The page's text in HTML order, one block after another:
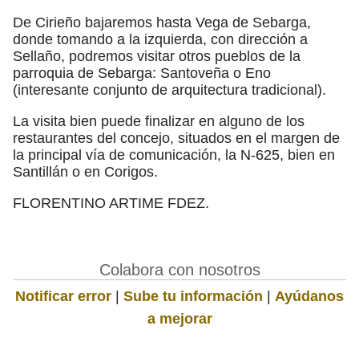
De Cirieño bajaremos hasta Vega de Sebarga,
donde tomando a la izquierda, con dirección a
Sellaño, podremos visitar otros pueblos de la
parroquia de Sebarga: Santoveña o Eno
(interesante conjunto de arquitectura tradicional).
La visita bien puede finalizar en alguno de los
restaurantes del concejo, situados en el margen de
la principal vía de comunicación, la N-625, bien en
Santillán o en Corigos.
FLORENTINO ARTIME FDEZ.
Colabora con nosotros
Notificar error | Sube tu información | Ayúdanos
a mejorar